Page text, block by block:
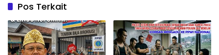
Pos Terkait